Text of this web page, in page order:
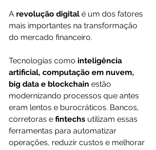
A revolução digital é um dos fatores
mais importantes na transformação
do mercado financeiro.
Tecnologias como inteligência
artificial, computação em nuvem,
big data e blockchain estão
modernizando processos que antes
eram lentos e burocráticos. Bancos,
corretoras e fintechs utilizam essas
ferramentas para automatizar
operações, reduzir custos e melhorar